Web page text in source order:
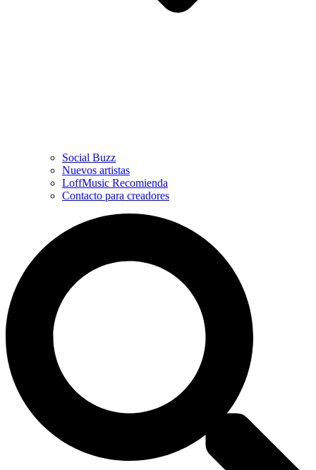
Social Buzz
Nuevos artistas
LoffMusic Recomienda
Contacto para creadores